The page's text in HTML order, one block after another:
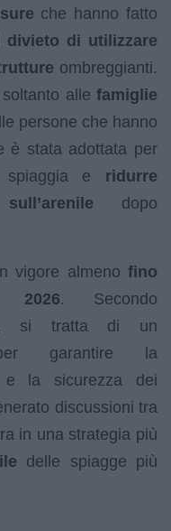
che hanno fatto
divieto di utilizzare
ombreggianti.
alle famiglie
persone che hanno
è stata adottata per
spiaggia e ridurre
dopo
vigore almeno fino
. Secondo
si tratta di un
garantire la
la sicurezza dei
discussioni tra
in una strategia più
delle spiagge più